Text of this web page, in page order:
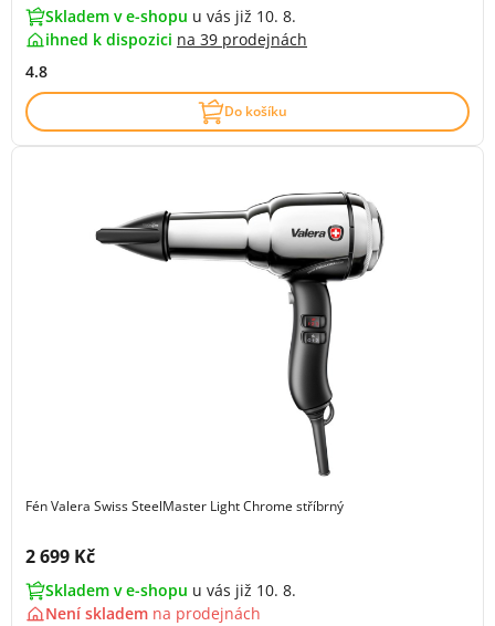
Skladem v e-shopu u vás již 10. 8.
ihned k dispozici na 39 prodejnách
4.8
Do košíku
Fén Valera Swiss SteelMaster Light Chrome stříbrný
Cena s DPH:
2 699 Kč
Skladem v e-shopu u vás již 10. 8.
Není skladem na prodejnách